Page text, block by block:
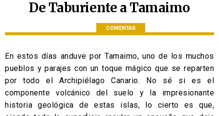
De Taburiente a Tamaimo
COMENTAR
En estos días anduve por Tamaimo, uno de los muchos
pueblos y parajes con un toque mágico que se reparten
por todo el Archipiélago Canario. No sé si es el
componente volcánico del suelo y la impresionante
historia geológica de estas islas, lo cierto es que,